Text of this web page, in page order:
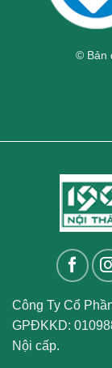
© Bản
Công Ty Cổ
GPĐKKD:
Nội cấp.